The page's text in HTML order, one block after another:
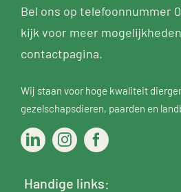
Bel ons op telefoonnummer
kijk voor meer
contactpagina.
Wij staan voor hoge kwaliteit
gezelschapsdieren, paarden en
Handige links: